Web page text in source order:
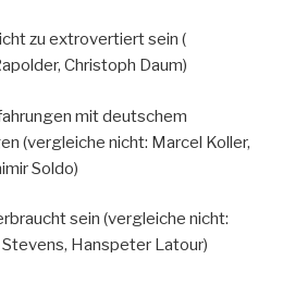
zu extrovertiert sein (
Christoph Daum)
mit deutschem
(vergleiche nicht: Marcel Koller,
Soldo)
sein (vergleiche nicht:
Stevens, Hanspeter Latour)